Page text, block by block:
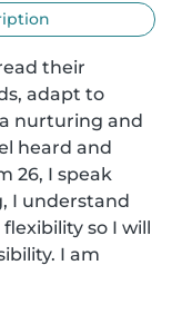
their
adapt to
nurturing and
heard and
26, I speak
I understand
so I will
I am